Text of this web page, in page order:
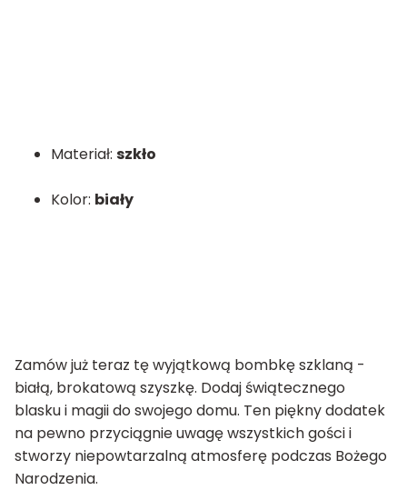
Materiał: szkło
Kolor: biały
Zamów już teraz tę wyjątkową bombkę szklaną -
białą, brokatową szyszkę. Dodaj świątecznego
blasku i magii do swojego domu. Ten piękny dodatek
na pewno przyciągnie uwagę wszystkich gości i
stworzy niepowtarzalną atmosferę podczas Bożego
Narodzenia.